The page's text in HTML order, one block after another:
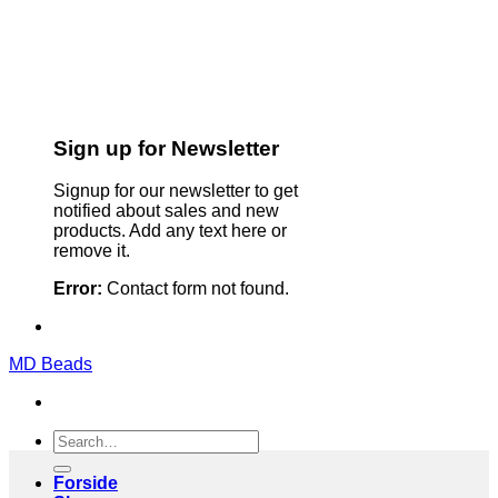
Sign up for Newsletter
Signup for our newsletter to get
notified about sales and new
products. Add any text here or
remove it.
Error: Contact form not found.
MD Beads
Search
for:
Forside